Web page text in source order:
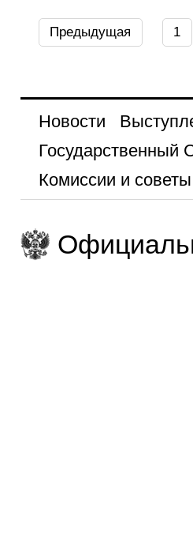
Предыдущая 1
Новости
Государственный
Комиссии и советы